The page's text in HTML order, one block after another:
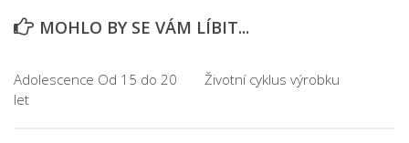
MOHLO BY SE VÁM LÍBIT...
Adolescence Od 15 do 20
let
Životní cyklus výrobku